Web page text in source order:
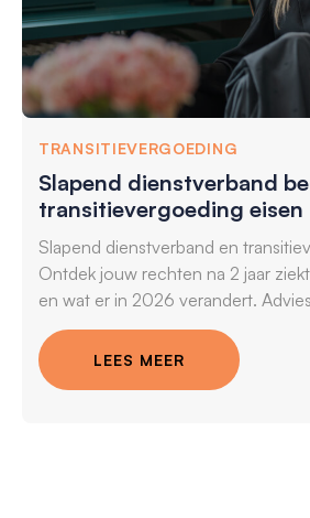
TRANSITIEVERGOEDING
Slapend dienstverband
transitievergoeding eisen
Slapend dienstverband en
Ontdek jouw rechten na 2 jaar
en wat er in 2026 verandert.
LEES MEER